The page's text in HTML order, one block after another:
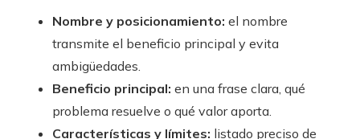
Nombre y posicionamiento: el nombre
transmite el beneficio principal y evita
ambigüedades.
Beneficio principal: en una frase clara, qué
problema resuelve o qué valor aporta.
Características y límites: listado preciso de